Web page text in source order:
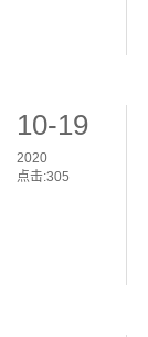
10-19
2020
点击:305